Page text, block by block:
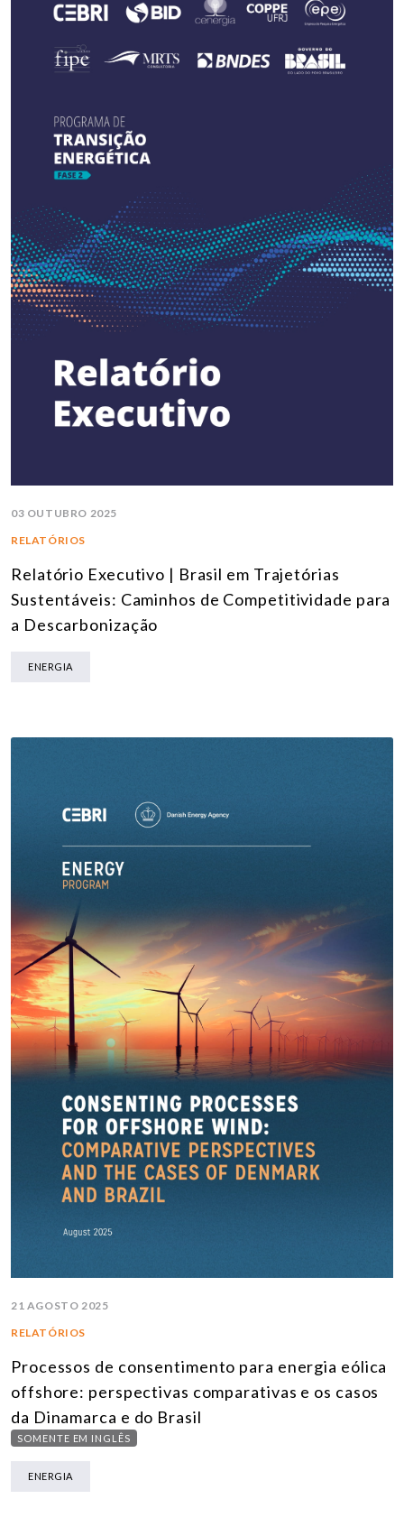
03 OUTUBRO 2025
RELATÓRIOS
Relatório Executivo | Brasil em Trajetórias
Sustentáveis: Caminhos de Competitividade para
a Descarbonização
ENERGIA
21 AGOSTO 2025
RELATÓRIOS
Processos de consentimento para energia eólica
offshore: perspectivas comparativas e os casos
da Dinamarca e do Brasil
SOMENTE EM INGLÊS
ENERGIA